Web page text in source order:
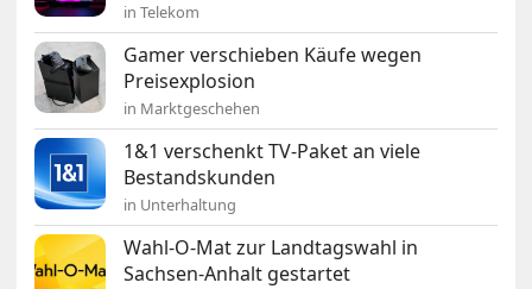
in Telekom
Gamer verschieben Käufe wegen
Preisexplosion
in Marktgeschehen
1&1 verschenkt TV-Paket an viele
Bestandskunden
in Unterhaltung
Wahl-O-Mat zur Landtagswahl in
Sachsen-Anhalt gestartet